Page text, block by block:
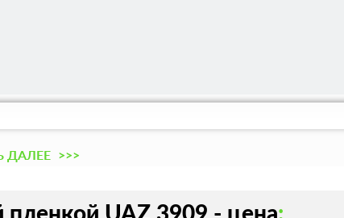
ДАЛЕЕ >>>